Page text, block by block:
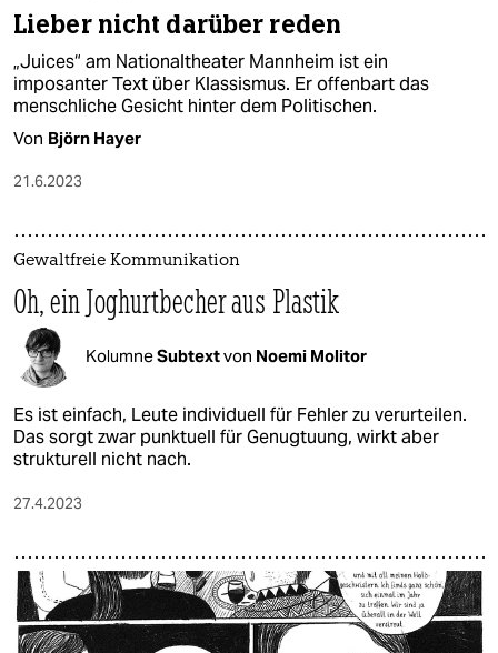
Lieber nicht darüber reden
„Juices“ am Nationaltheater Mannheim ist ein
imposanter Text über Klassismus. Er offenbart das
menschliche Gesicht hinter dem Politischen.
Von Björn Hayer
21.6.2023
Gewaltfreie Kommunikation
Oh, ein Joghurtbecher aus Plastik
KolumneSubtextvon Noemi Molitor
Es ist einfach, Leute individuell für Fehler zu verurteilen.
Das sorgt zwar punktuell für Genugtuung, wirkt aber
strukturell nicht nach.
27.4.2023